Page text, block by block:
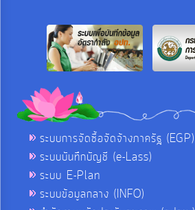
ระบบการจัดซื้อจัดจ้างภาครัฐ (EGP)
ระบบบันทึกบัญชี (e-Lass)
ระบบ E-Plan
ระบบข้อมูลกลาง (INFO)